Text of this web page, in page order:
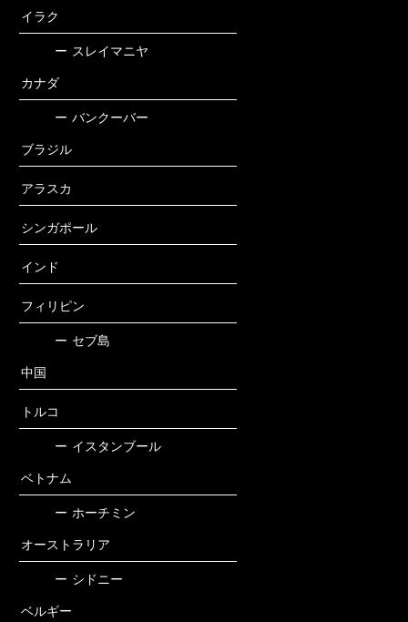
イラク
ー スレイマニヤ
カナダ
ー バンクーバー
ブラジル
アラスカ
シンガポール
インド
フィリピン
ー セブ島
中国
トルコ
ー イスタンブール
ベトナム
ー ホーチミン
オーストラリア
ー シドニー
ベルギー